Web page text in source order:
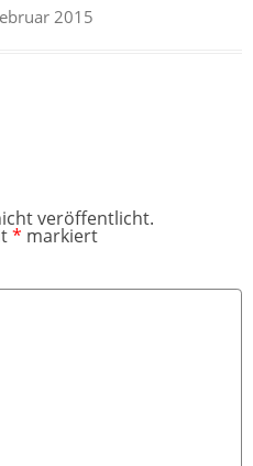
2015
veröffentlicht.
* markiert